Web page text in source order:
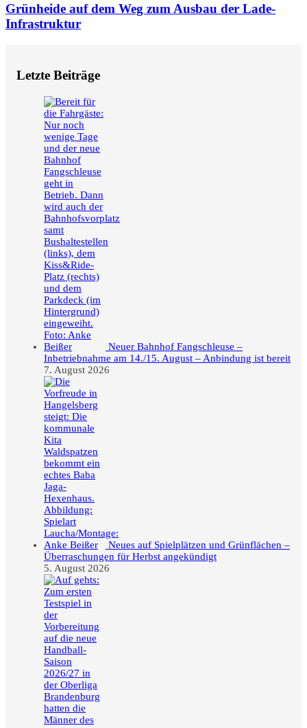
Grünheide auf dem Weg zum Ausbau der Lade-
Infrastruktur
Letzte Beiträge
Neuer Bahnhof Fangschleuse –
Inbetriebnahme am 14./15. August – Anbindung ist bereit
7. August 2026
Neues auf Spielplätzen und Grünflächen –
Überraschungen für Herbst angekündigt
5. August 2026